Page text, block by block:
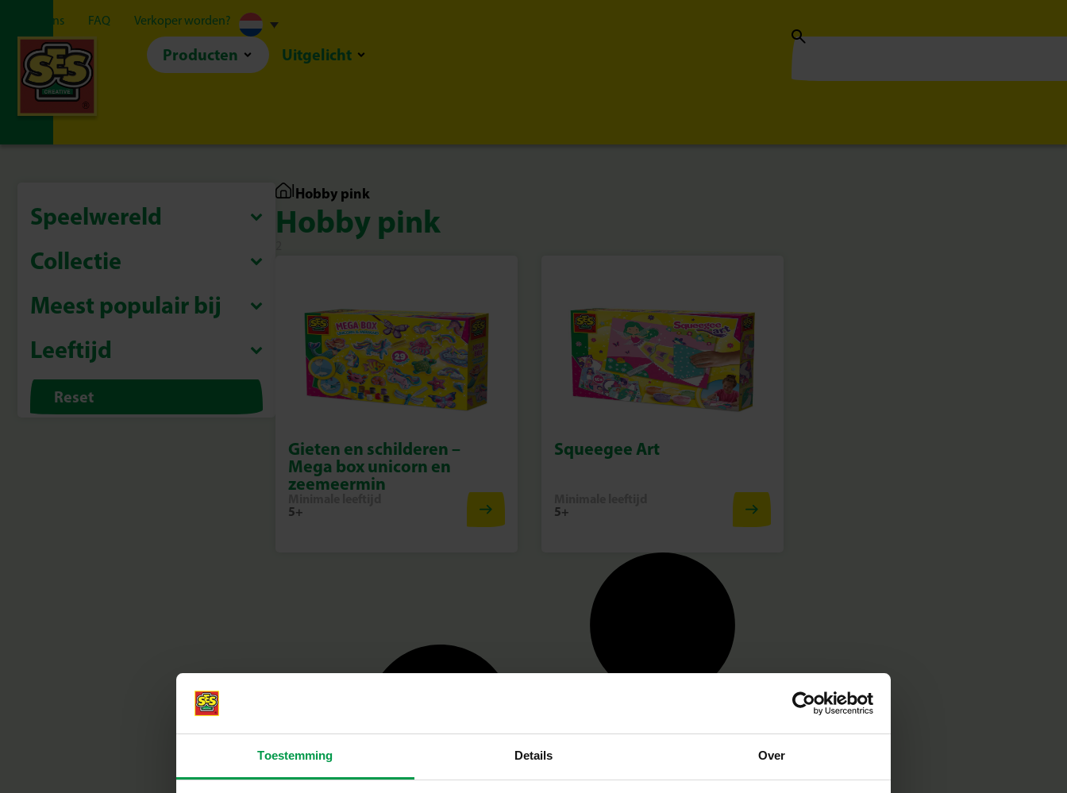
Toestemming Details Over
Over ons FAQ Verkoper worden?
Producten Uitgelicht
Speelwereld
Collectie
Meest populair bij
Leeftijd
Reset
|Hobby pink
Hobby pink
Gieten en schilderen –
Mega box unicorn en
zeemeermin
5+
Squeegee Art
5+